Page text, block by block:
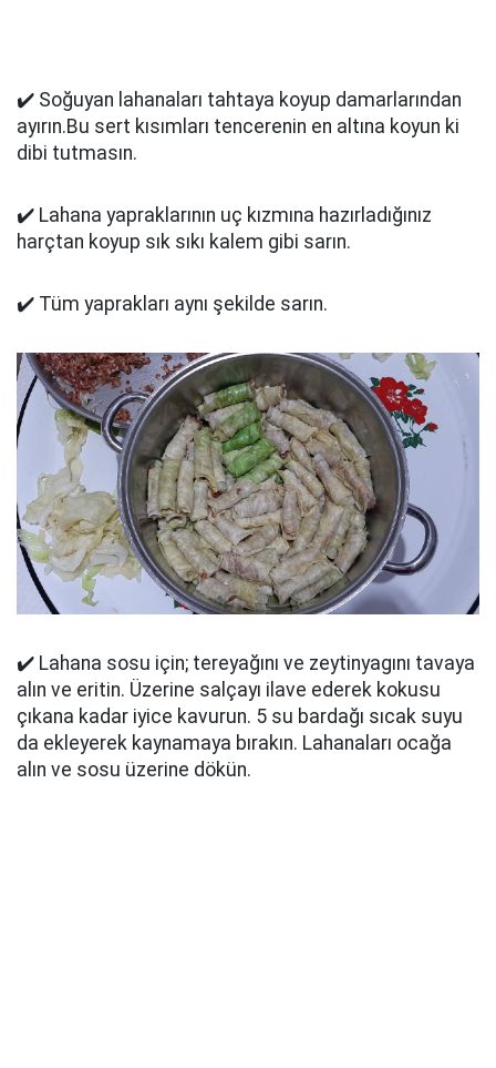
✔️ Soğuyan lahanaları tahtaya koyup damarlarından
ayırın.Bu sert kısımları tencerenin en altına koyun ki
dibi tutmasın.
✔️ Lahana yapraklarının uç kızmına hazırladığınız
harçtan koyup sık sıkı kalem gibi sarın.
✔️ Tüm yaprakları aynı şekilde sarın.
✔️ Lahana sosu için; tereyağını ve zeytinyagını tavaya
alın ve eritin. Üzerine salçayı ilave ederek kokusu
çıkana kadar iyice kavurun. 5 su bardağı sıcak suyu
da ekleyerek kaynamaya bırakın. Lahanaları ocağa
alın ve sosu üzerine dökün.